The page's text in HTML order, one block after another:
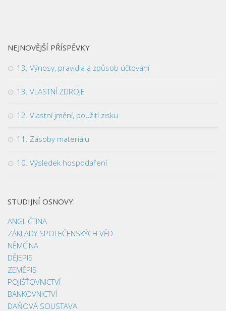
NEJNOVĚJŠÍ PŘÍSPĚVKY
13. Výnosy, pravidla a způsob účtování
13. VLASTNÍ ZDROJE
12. Vlastní jmění, použití zisku
11. Zásoby materiálu
10. Výsledek hospodaření
STUDIJNÍ OSNOVY:
ANGLIČTINA
ZÁKLADY SPOLEČENSKÝCH VĚD
NĚMČINA
DĚJEPIS
ZEMĚPIS
POJIŠŤOVNICTVÍ
BANKOVNICTVÍ
DAŇOVÁ SOUSTAVA